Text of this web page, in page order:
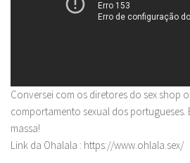
Conversei com os diretores do sex shop
comportamento sexual dos portugueses.
massa!
Link da Ohalala : https://www.ohlala.sex/